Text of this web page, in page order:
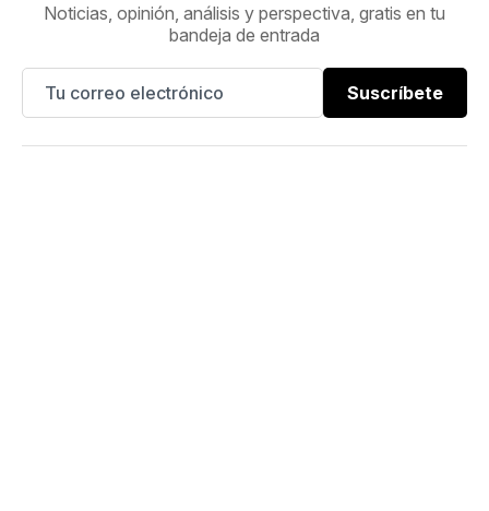
Noticias, opinión, análisis y perspectiva, gratis en tu
bandeja de entrada
Suscríbete